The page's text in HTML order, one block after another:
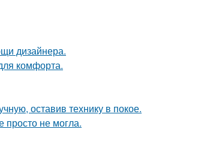
дизайнера.
комфорта.
оставив технику в покое.
не могла.